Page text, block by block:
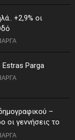
+2,9% οι
Estras Parga
–
οι γεννήσεις το